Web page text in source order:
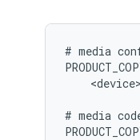
# media
# media